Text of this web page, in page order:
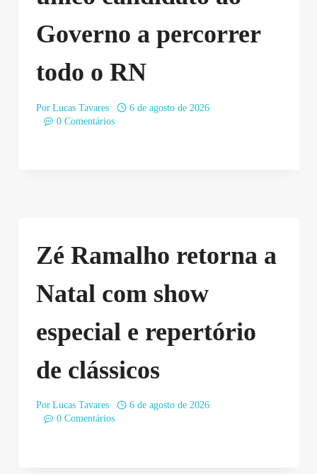
Governo a percorrer
todo o RN
Por Lucas Tavares
6 de agosto de 2026
0 Comentários
Zé Ramalho retorna a
Natal com show
especial e repertório
de clássicos
Por Lucas Tavares
6 de agosto de 2026
0 Comentários